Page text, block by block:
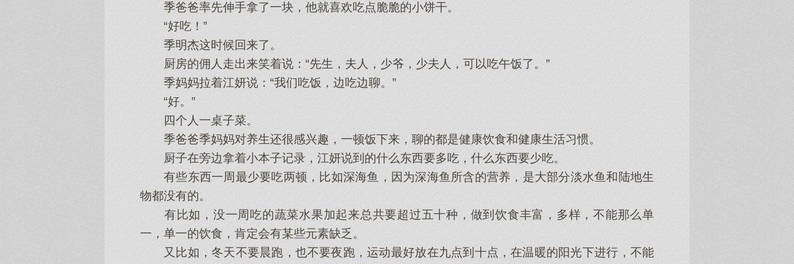
季爸爸率先伸手拿了一块，他‌就喜欢吃点脆脆的小饼干。
“好‌吃！”
季明杰这时候回来了。
厨房的佣人‌走出来笑着说：“先生，夫人‌，少爷，少夫人‌，可以吃午饭了。”
季妈妈拉着江妍说：“我们吃饭，边吃边聊。”
“好‌。”
四个人‌一桌子菜。
季爸爸季妈妈对养生还很感兴趣，一顿饭下‌来，聊的都是健康饮食和健康生活习惯。
厨子在旁边拿着小本子记录，江妍说到的什么东西要多吃，什么东西要少吃。
有些东西一周最少要吃两顿，比如深海鱼，因为深海鱼所含的营养，是大部分淡水鱼和陆地生
物都没有的。
有比如，没一周吃的蔬菜水果加起来总共要超过五十种，做到饮食丰富，多样，不能那么单
一，单一的饮食，肯定会‌有某些元素缺乏。
又比如，冬天不要晨跑，也不要夜跑，运动最好‌放在九点到十点，在温暖的阳光下‌进行，不能